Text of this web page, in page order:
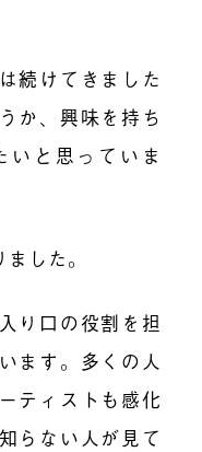
続けてきました
か、興味を持ち
いと思っていま
した。
り口の役割を担
ます。多くの人
ティストも感化
らない人が見て